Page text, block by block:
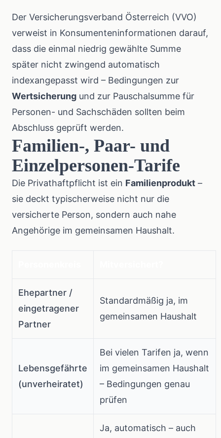
Der Versicherungsverband Österreich (VVO)
verweist in Konsumenteninformationen darauf,
dass die einmal niedrig gewählte Summe
später nicht zwingend automatisch
indexangepasst wird – Bedingungen zur
Wertsicherung und zur Pauschalsumme für
Personen- und Sachschäden sollten beim
Abschluss geprüft werden.
Familien-, Paar- und
Einzelpersonen-Tarife
Die Privathaftpflicht ist ein Familienprodukt –
sie deckt typischerweise nicht nur die
versicherte Person, sondern auch nahe
Angehörige im gemeinsamen Haushalt.
Ehepartner /
eingetragener
Partner
Standardmäßig ja, im
gemeinsamen Haushalt
Lebensgefährte
(unverheiratet)
Bei vielen Tarifen ja, wenn
im gemeinsamen Haushalt
– Bedingungen genau
prüfen
Ja, automatisch – auch